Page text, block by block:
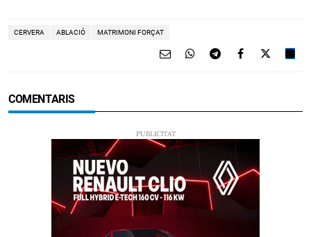
CERVERA ABLACIÓ MATRIMONI FORÇAT
COMENTARIS